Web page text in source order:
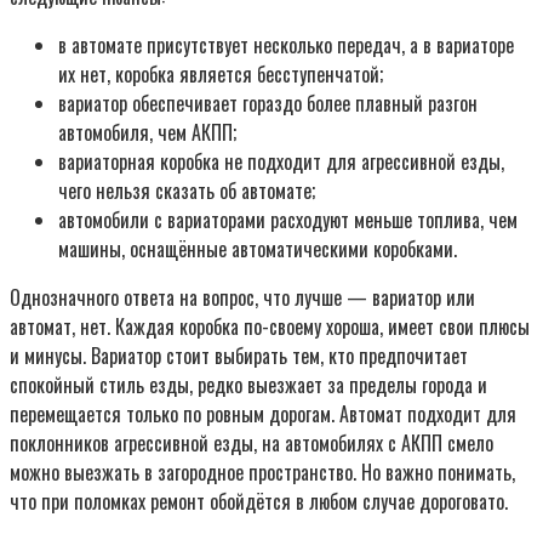
в автомате присутствует несколько передач, а в вариаторе
их нет, коробка является бесступенчатой;
вариатор обеспечивает гораздо более плавный разгон
автомобиля, чем АКПП;
вариаторная коробка не подходит для агрессивной езды,
чего нельзя сказать об автомате;
автомобили с вариаторами расходуют меньше топлива, чем
машины, оснащённые автоматическими коробками.
Однозначного ответа на вопрос, что лучше — вариатор или
автомат, нет. Каждая коробка по-своему хороша, имеет свои плюсы
и минусы. Вариатор стоит выбирать тем, кто предпочитает
спокойный стиль езды, редко выезжает за пределы города и
перемещается только по ровным дорогам. Автомат подходит для
поклонников агрессивной езды, на автомобилях с АКПП смело
можно выезжать в загородное пространство. Но важно понимать,
что при поломках ремонт обойдётся в любом случае дороговато.